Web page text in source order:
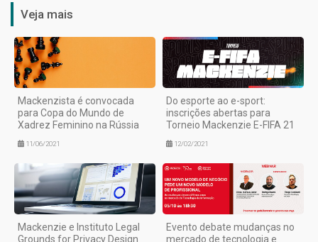
Veja mais
Mackenzista é convocada
para Copa do Mundo de
Xadrez Feminino na Rússia
11/06/2021
Do esporte ao e-sport:
inscrições abertas para
Torneio Mackenzie E-FIFA 21
12/02/2021
Mackenzie e Instituto Legal
Grounds for Privacy Design
Evento debate mudanças no
mercado de tecnologia e